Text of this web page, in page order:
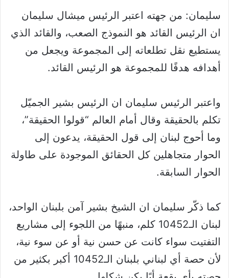
سليمان: من جهته اعتبر الرئيس ميشال سليمان
ان الرئيس القائد هو النموذج الصعب، والقائد الذي
يستطيع نقل تطلعاته إلى المجموعة ويجعل من
أهدافه هدفًا للمجموعة هو الرئيس القائد.
واعتبر الرئيس سليمان ان الرئيس بشير الجميّل
تكلم بالحقيقة وقال أمام العالم “قولوا الحقيقة”،
وما أحوج لبنان إلى قول الحقيقة، يدعون إلى
الحوار متجاهلين كل الحقائق الموجودة على طاولة
الحوار السابقة.
كما ذكّر سليمان ان الشيخ بشير آمن بلبنان الواحد،
لبنان الـ10452 كلم، منبهًا من اللجوء إلى مشاريع
التفتيت سواء كانت عن حسن نية أو عن سوء نية،
لأن حصة أي لبناني بلبنان الـ10452 أكبر بكثير من